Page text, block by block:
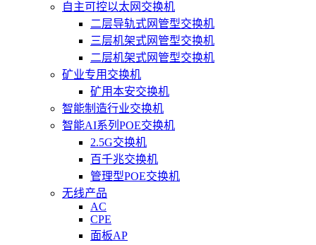
自主可控以太网交换机
二层导轨式网管型交换机
三层机架式网管型交换机
二层机架式网管型交换机
矿业专用交换机
矿用本安交换机
智能制造行业交换机
智能AI系列POE交换机
2.5G交换机
百千兆交换机
管理型POE交换机
无线产品
AC
CPE
面板AP